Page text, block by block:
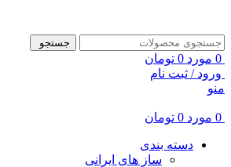
جستجو
0 مورد 0 تومان
ورود / ثبت نام
منو
0 مورد 0 تومان
دسته بندی
ساز های ایرانی